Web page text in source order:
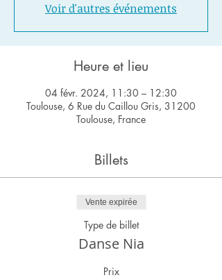
Voir d'autres événements
Heure et lieu
04 févr. 2024, 11:30 – 12:30
Toulouse, 6 Rue du Caillou Gris, 31200
Toulouse, France
Billets
Vente expirée
Type de billet
Danse Nia
Prix